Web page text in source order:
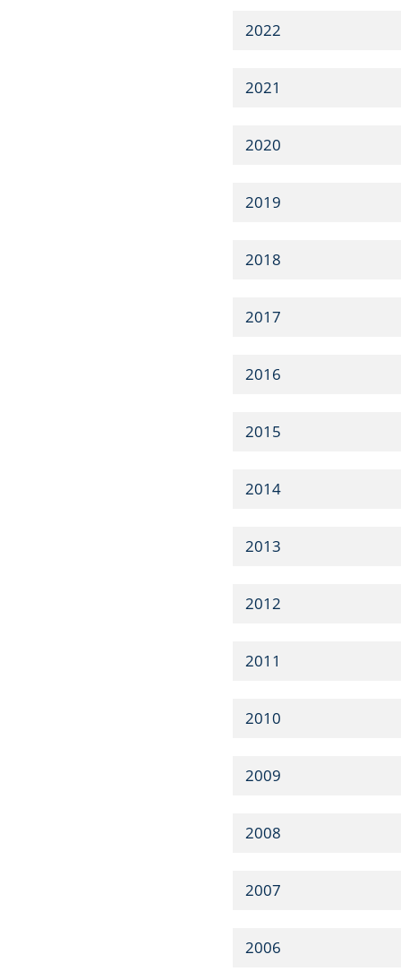
2022
2021
2020
2019
2018
2017
2016
2015
2014
2013
2012
2011
2010
2009
2008
2007
2006